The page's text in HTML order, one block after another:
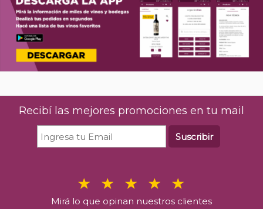
Recibí las mejores promociones en tu mail
Suscribir
Mirá lo que opinan nuestros clientes